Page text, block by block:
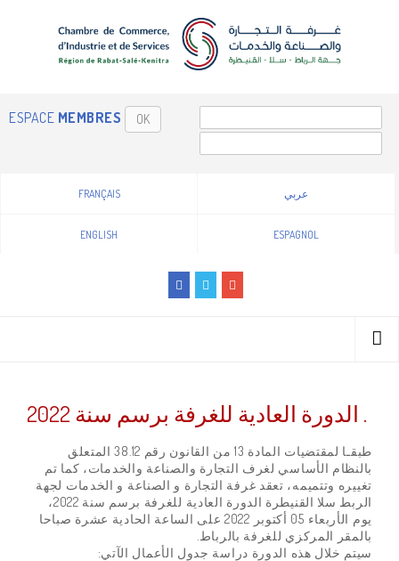
ESPACE MEMBRES OK
FRANÇAIS عربي
ENGLISH ESPAGNOL
الدورة العادية للغرفة برسم سنة 2022 .
طبقـا لمقتضيات المادة 13 من القانون رقم 38.12 المتعلق
بالنظام الأساسي لغرف التجارة والصناعة والخدمات، كما تم
تغييره وتتميمه، تعقد غرفة التجارة و الصناعة و الخدمات لجهة
الربط سلا القنيطرة الدورة العادية للغرفة برسم سنة 2022،
يوم الأربعاء 05 أكتوبر 2022 على الساعة الحادية عشرة صباحا
بالمقر المركزي للغرفة بالرباط.
سيتم خلال هذه الدورة دراسة جدول الأعمال الآتي: